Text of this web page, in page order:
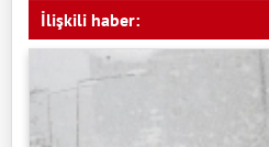
İlişkili haber: